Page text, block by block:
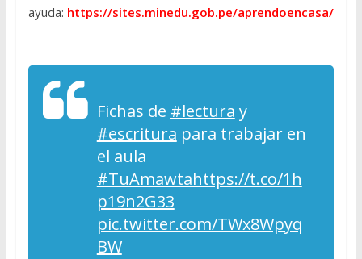
ayuda: https://sites.minedu.gob.pe/aprendoencasa/
Fichas de #lectura y
#escritura para trabajar en
el aula
#TuAmawtahttps://t.co/1h
p19n2G33
pic.twitter.com/TWx8Wpyq
BW